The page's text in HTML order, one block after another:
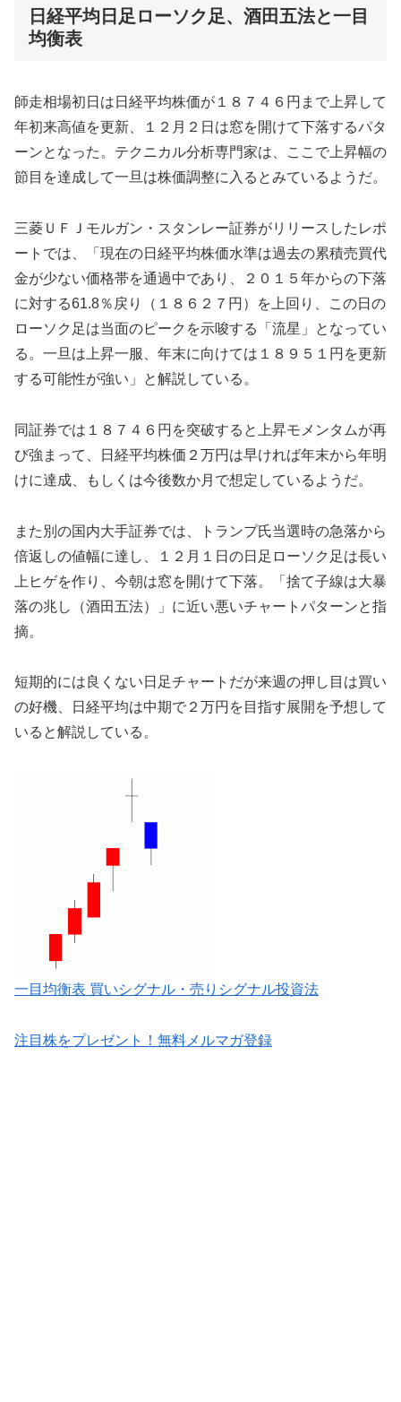
日経平均日足ローソク足、酒田五法と一目
均衡表
師走相場初日は日経平均株価が１８７４６円まで上昇して
年初来高値を更新、１２月２日は窓を開けて下落するパタ
ーンとなった。テクニカル分析専門家は、ここで上昇幅の
節目を達成して一旦は株価調整に入るとみているようだ。
三菱ＵＦＪモルガン・スタンレー証券がリリースしたレポ
ートでは、「現在の日経平均株価水準は過去の累積売買代
金が少ない価格帯を通過中であり、２０１５年からの下落
に対する61.8％戻り（１８６２７円）を上回り、この日の
ローソク足は当面のピークを示唆する「流星」となってい
る。一旦は上昇一服、年末に向けては１８９５１円を更新
する可能性が強い」と解説している。
同証券では１８７４６円を突破すると上昇モメンタムが再
び強まって、日経平均株価２万円は早ければ年末から年明
けに達成、もしくは今後数か月で想定しているようだ。
また別の国内大手証券では、トランプ氏当選時の急落から
倍返しの値幅に達し、１２月１日の日足ローソク足は長い
上ヒゲを作り、今朝は窓を開けて下落。「捨て子線は大暴
落の兆し（酒田五法）」に近い悪いチャートパターンと指
摘。
短期的には良くない日足チャートだが来週の押し目は買い
の好機、日経平均は中期で２万円を目指す展開を予想して
いると解説している。
一目均衡表 買いシグナル・売りシグナル投資法
注目株をプレゼント！無料メルマガ登録